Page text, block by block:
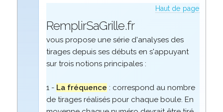
Haut de page
RemplirSaGrille.fr
vous propose une série d'analyses des
tirages depuis ses débuts en s'appuyant
sur trois notions principales :
1 - La fréquence : correspond au nombre
de tirages réalisés pour chaque boule. En